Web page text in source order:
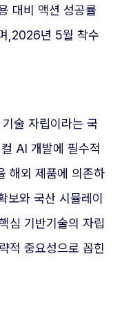
대비 액션 성공률
,2026년 5월 착수
술 자립이라는 국
AI 개발에 필수적
해외 제품에 의존하
와 국산 시뮬레이
심 기반기술의 자립
적 중요성으로 꼽힌